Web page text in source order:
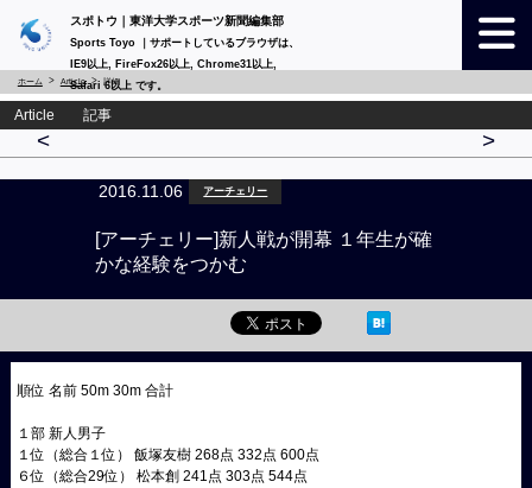
スポトウ｜東洋大学スポーツ新聞編集部
Sports Toyo ｜サポートしているブラウザは、
IE9以上, FireFox26以上, Chrome31以上,
Safari 6以上 です。
ホーム Article 詳細
Article 記事
< >
2016.11.06 アーチェリー
[アーチェリー]新人戦が開幕 １年生が確
かな経験をつかむ
順位 名前 50m 30m 合計
１部 新人男子
１位（総合１位） 飯塚友樹 268点 332点 600点
６位（総合29位） 松本創 241点 303点 544点